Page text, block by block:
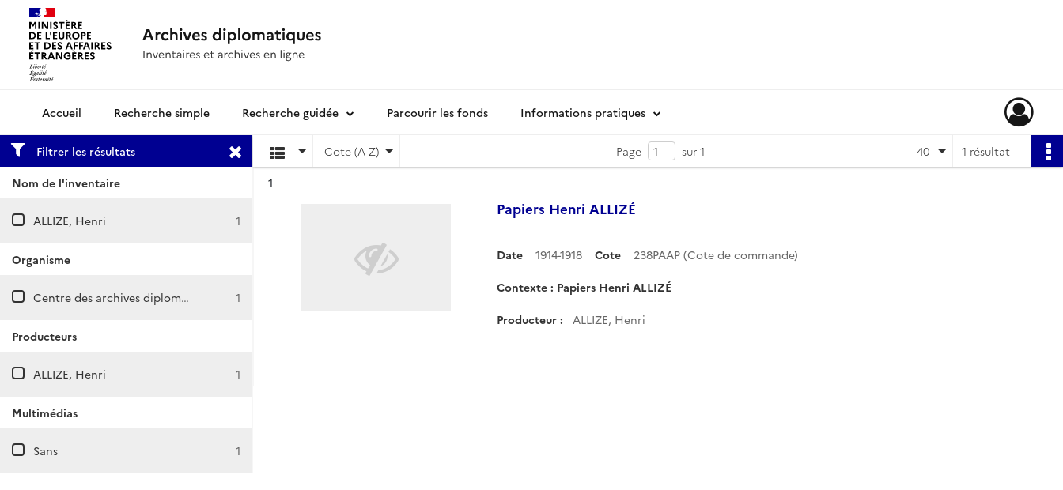
Archives diplomatiquesRecherche simple Recherche guidée Parcourir les fonds Informations pratiques
Filtrer les résultats
Nom de l'inventaire
ALLIZE, Henri 1
Organisme
Centre des archives diplomatiques de La Courneuve 1
Producteurs
ALLIZE, Henri 1
Multimédias
Sans 1
Cote (A-Z) Page sur 1 1 résultat
40
1
Papiers Henri ALLIZÉ
Date 1914-1918 Cote 238PAAP (Cote de commande)
Contexte : Papiers Henri ALLIZÉ
Producteur : ALLIZE, Henri